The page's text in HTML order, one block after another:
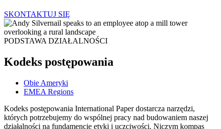
SKONTAKTUJ SIĘ
PODSTAWA DZIAŁALNOŚCI
Kodeks postępowania
Obie Ameryki
EMEA Regions
Kodeks postępowania International Paper dostarcza narzędzi,
których potrzebujemy do wspólnej pracy nad budowaniem naszej
działalności na fundamencie etyki i uczciwości. Niczym kompas